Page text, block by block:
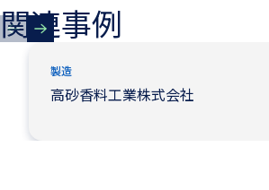
関連事例
製造
高砂香料工業株式会社